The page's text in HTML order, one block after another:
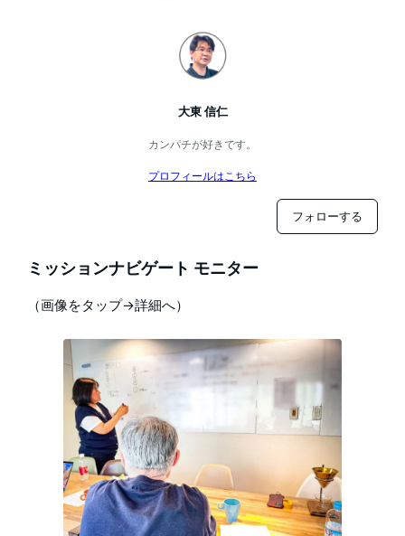
大東 信仁
カンパチが好きです。
プロフィールはこちら
フォローする
ミッションナビゲート モニター
（画像をタップ→詳細へ）